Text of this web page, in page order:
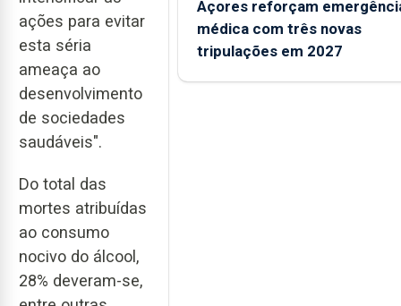
ações para evitar
esta séria
ameaça ao
desenvolvimento
de sociedades
saudáveis".
Do total das
mortes atribuídas
ao consumo
nocivo do álcool,
28% deveram-se,
Açores reforçam
médica com três novas
tripulações em 2027